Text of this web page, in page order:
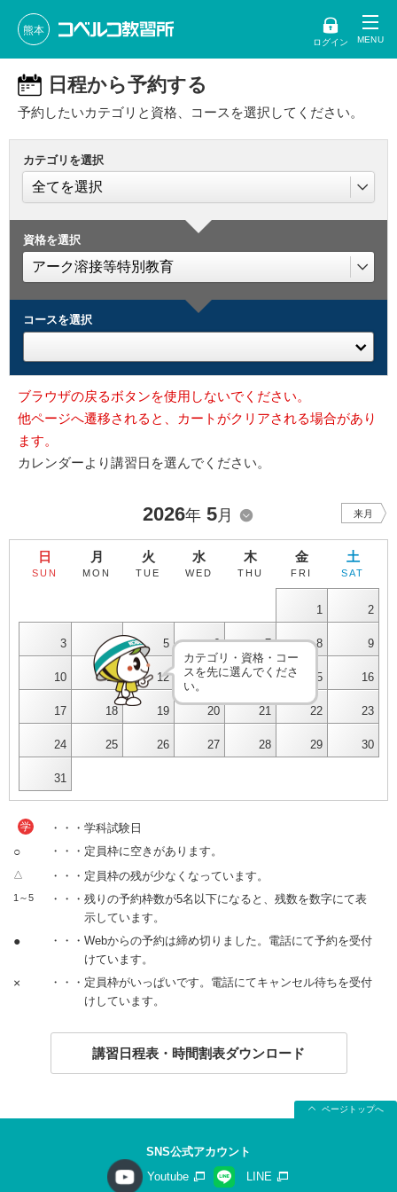
熊本
ログイン
日程から予約する
予約したいカテゴリと資格、コースを選択してください。
カテゴリを選択
資格を選択
コースを選択
ブラウザの戻るボタンを使用しないでください。
他ページへ遷移されると、カートがクリアされる場合があり
ます。
カレンダーより講習日を選んでください。
2026年 5月 来月
日
SUN
月
MON
火
TUE
水
WED
木
THU
金
FRI
土
SAT
1 2
3 4 5 6 7 8 9
10 11 12 13 14 15 16
17 18 19 20 21 22 23
24 25 26 27 28 29 30
31
カテゴリ・資格・コー
スを先に選んでくださ
い。
学 ・・・学科試験日
○ ・・・定員枠に空きがあります。
△ ・・・定員枠の残が少なくなっています。
1～5
・・・残りの予約枠数が5名以下になると、残数を数字にて表
示しています。
●
・・・Webからの予約は締め切りました。電話にて予約を受付
けています。
×
・・・定員枠がいっぱいです。電話にてキャンセル待ちを受付
けしています。
講習日程表・時間割表ダウンロード
ページトップへ
SNS公式アカウント
Youtube
LINE